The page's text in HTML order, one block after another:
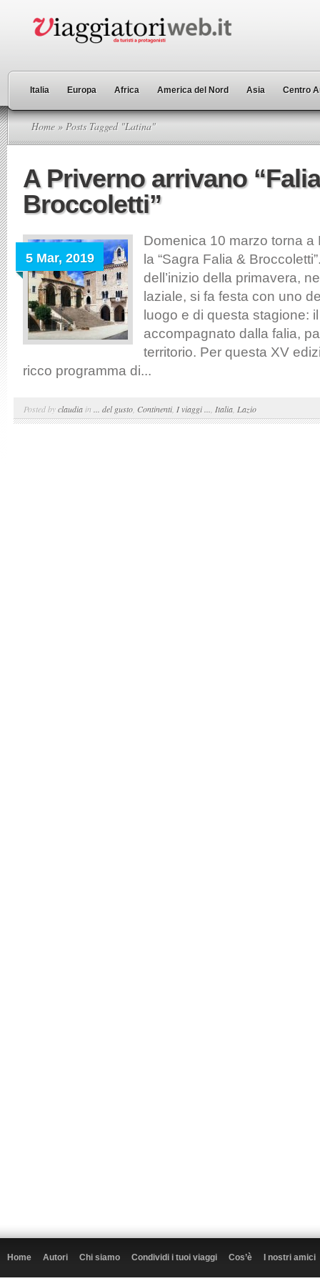
Italia Europa Africa America del Nord Asia Centro
Home » Posts Tagged "Latina"
A Priverno arrivano
Broccoletti”
5 Mar, 2019
Domenica 10 marzo torna a
la “Sagra Falia &
dell’inizio della primavera,
laziale, si fa festa con uno
luogo e di questa stagione:
accompagnato dalla falia,
territorio. Per questa XV
ricco programma di...
Posted byclaudia in ... del gusto Continenti, I viaggi ... Italia Lazio
Home Autori Chi siamo Condividi i tuoi viaggi Cos’è I nostri amici